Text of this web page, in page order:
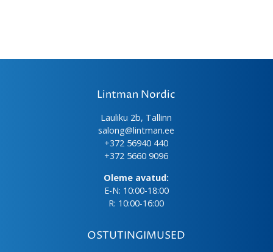
Lintman Nordic
Lauliku 2b, Tallinn
salong@lintman.ee
+372 56940 440
+372 5660 9096
Oleme avatud:
E-N: 10:00-18:00
R: 10:00-16:00
OSTUTINGIMUSED